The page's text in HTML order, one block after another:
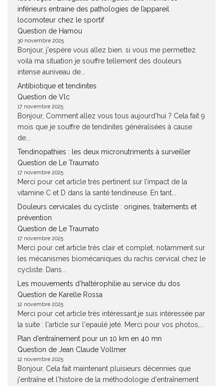
inférieurs entraine des pathologies de l’appareil
locomoteur chez le sportif
Question de Hamou
30 novembre 2025
Bonjour, j'espère vous allez bien. si vous me permettez.
voilà ma situation je souffre tellement des douleurs
intense auniveau de...
Antibiotique et tendinites
Question de Vlc
17 novembre 2025
Bonjour, Comment allez vous tous aujourd'hui ? Cela fait 9
mois que je souffre de tendinites généralisées à cause
de...
Tendinopathies : les deux micronutriments à surveiller
Question de Le Traumato
17 novembre 2025
Merci pour cet article très pertinent sur l’impact de la
vitamine C et D dans la santé tendineuse. En tant...
Douleurs cervicales du cycliste : origines, traitements et
prévention
Question de Le Traumato
17 novembre 2025
Merci pour cet article très clair et complet, notamment sur
les mécanismes biomécaniques du rachis cervical chez le
cycliste. Dans...
Les mouvements d’haltérophilie au service du dos
Question de Karelle Rossa
12 novembre 2025
Merci pour cet article très intéressant.je suis intéressée par
la suite : l'article sur l'epaulé jeté. Merci pour vos photos,...
Plan d’entraînement pour un 10 km en 40 mn
Question de Jean Claude Vollmer
12 novembre 2025
Bonjour, Cela fait maintenant pluisieurs décennies que
j'entraîne et l'histoire de la méthodologie d'entraînement